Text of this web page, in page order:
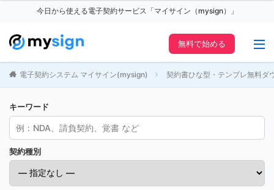
今日から使える電子契約サービス「マイサイン（mysign）」
無料で始める
電子契約システム マイサイン(mysign) 契約書ひな型・テンプレ無料ダ
キーワード
契約種別